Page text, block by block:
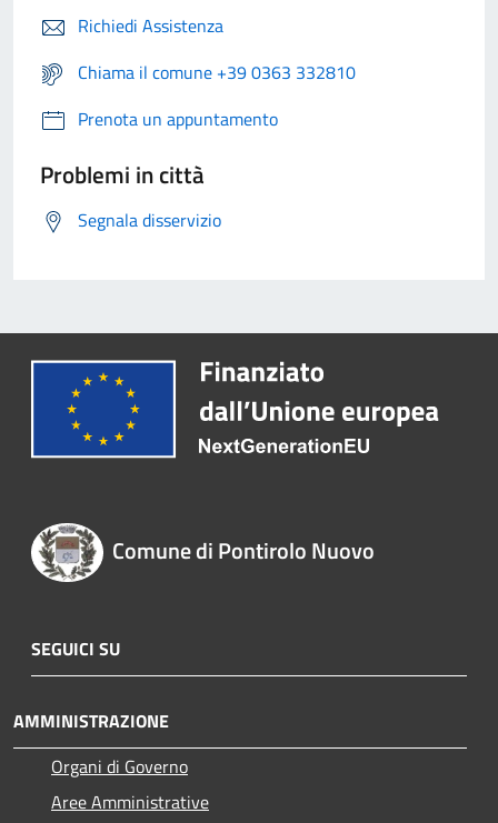
Richiedi Assistenza
Chiama il comune +39 0363 332810
Prenota un appuntamento
Problemi in città
Segnala disservizio
Comune di Pontirolo Nuovo
SEGUICI SU
AMMINISTRAZIONE
Organi di Governo
Aree Amministrative